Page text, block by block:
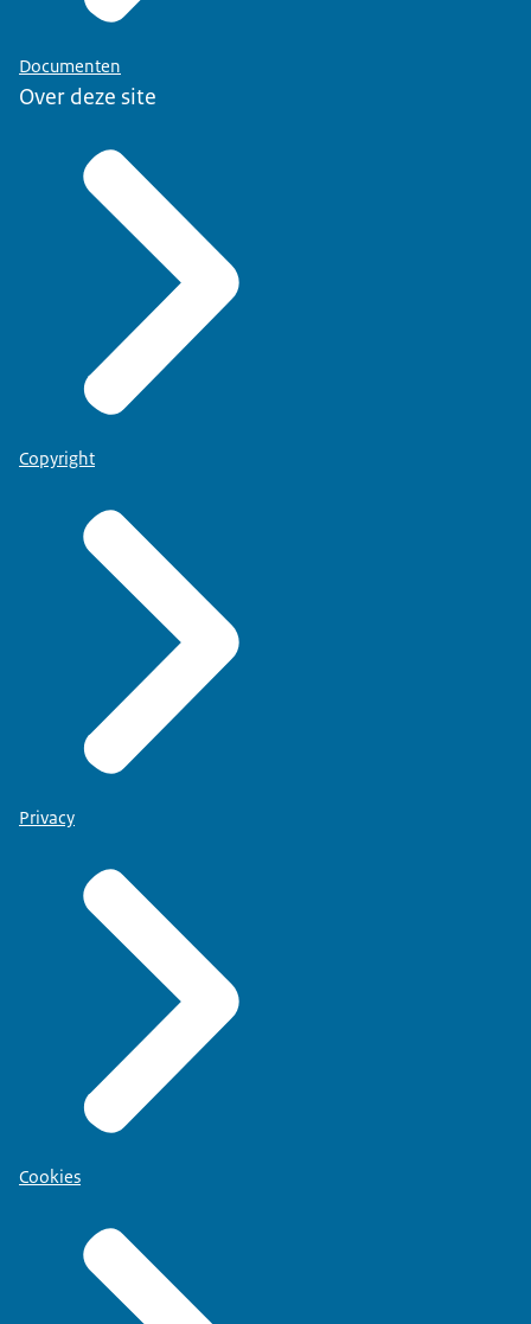
Documenten
Over deze site
Copyright
Privacy
Cookies